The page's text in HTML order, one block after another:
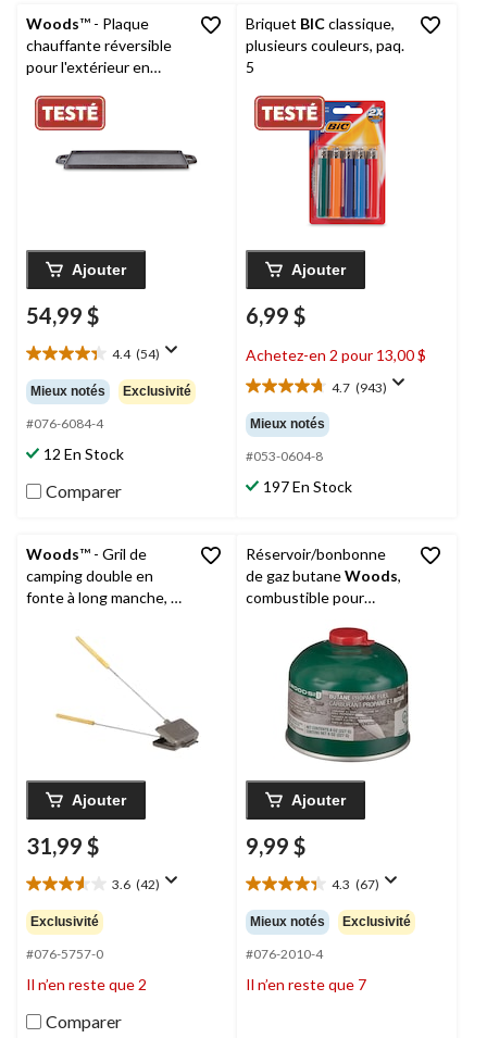
Woods™ - Plaque
chauffante réversible
pour l'extérieur en
Ajouter
54,99 $
4.4 (54)
4.4
étoile(s)
sur
5.
54
évaluations
Mieux notés Exclusivité
#076-6084-4
12 En Stock
Comparer
Briquet BICclassique,
plusieurs couleurs, paq.
5
Ajouter
6,99 $
Achetez-en 2 pour 13,00 $
4.7 (943)
4.7
étoile(s)
sur
5.
943
évaluations
Mieux notés
#053-0604-8
197 En Stock
Woods™ - Gril de
camping double en
fonte à long manche, 9
Ajouter
31,99 $
3.6 (42)
3.6
étoile(s)
sur
5.
42
évaluations
Exclusivité
#076-5757-0
Il n’en reste que 2
Comparer
Réservoir/bonbonne
de gaz butaneWoods,
combustible pour
lanternes et appareils
de chauffage, 8 oz
Ajouter
9,99 $
4.3 (67)
4.3
étoile(s)
sur
5.
67
évaluations
Mieux notés Exclusivité
#076-2010-4
Il n’en reste que 7